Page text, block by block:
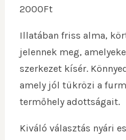
2000Ft
Illatában friss alma,
jelennek meg,
szerkezet kísér.
amely jól tükrözi a
termőhely adottságait.
Kiváló választás nyári